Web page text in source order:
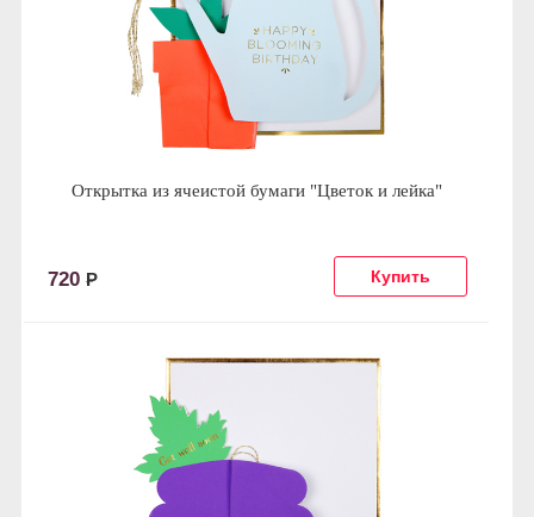
Открытка из ячеистой бумаги "Цветок и лейка"
720 Р